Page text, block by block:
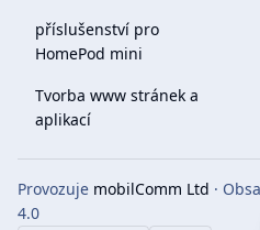
příslušenství pro
HomePod mini
Tvorba www stránek a
aplikací
Provozuje mobilComm Ltd ·
4.0